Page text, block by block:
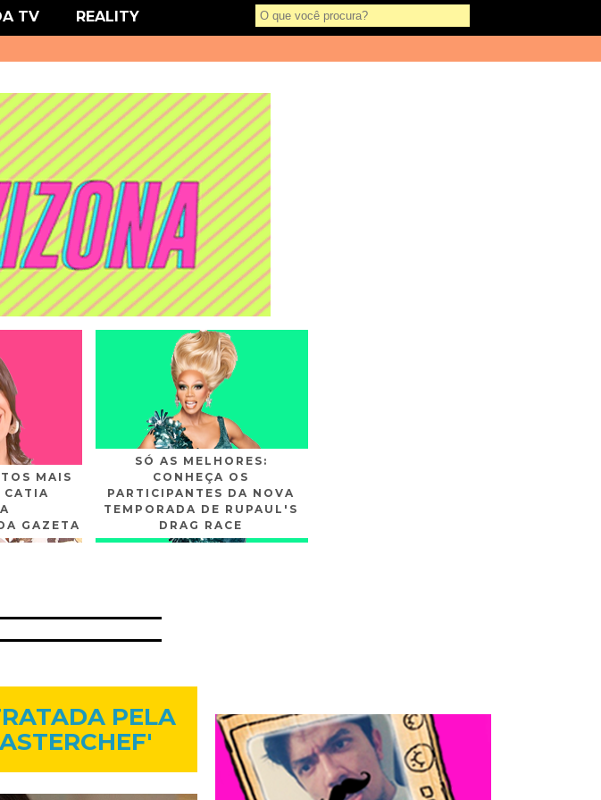
MAIS
CATIA
GAZETA
SÓ AS MELHORES:
CONHEÇA OS
PARTICIPANTES DA NOVA
TEMPORADA DE RUPAUL'S
DRAG RACE
TV REALITY
PELA